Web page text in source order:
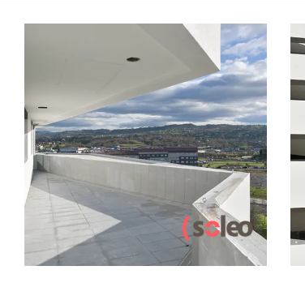
28 ENERO, 2020
ARMARIOS EMPOTRADOS
ARQUITECTURA ÁTICOS
CALIDADES CERAMICAS
COCINAS CONSTRUCCION
EDIFICIO SOLEO PRADO DE LA
VEGA
Soleo, una mirada
interior.